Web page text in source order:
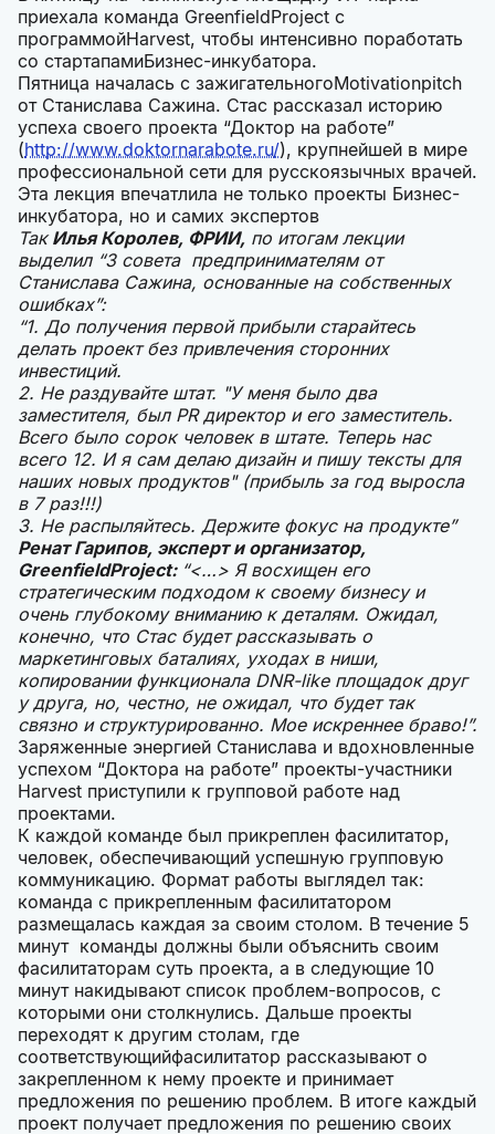
приехала команда GreenfieldProject с
программойHarvest, чтобы интенсивно поработать
со стартапамиБизнес-инкубатора.
Пятница началась с зажигательногоMotivationpitch
от Станислава Сажина. Стас рассказал историю
успеха своего проекта “Доктор на работе”
(http://www.doktornarabote.ru/), крупнейшей в мире
профессиональной сети для русскоязычных врачей.
Эта лекция впечатлила не только проекты Бизнес-
инкубатора, но и самих экспертов
ТакИлья Королев, ФРИИ, по итогам лекции
выделил “3 совета предпринимателям от
Станислава Сажина, основанные на собственных
ошибках”:
“1. До получения первой прибыли старайтесь
делать проект без привлечения сторонних
инвестиций.
2. Не раздувайте штат. "У меня было два
заместителя, был PR директор и его заместитель.
Всего было сорок человек в штате. Теперь нас
всего 12. И я сам делаю дизайн и пишу тексты для
наших новых продуктов" (прибыль за год выросла
в 7 раз!!!)
3. Не распыляйтесь. Держите фокус на продукте”
Ренат Гарипов, эксперт и организатор,
GreenfieldProject: “<…> Я восхищен его
стратегическим подходом к своему бизнесу и
очень глубокому вниманию к деталям. Ожидал,
конечно, что Стас будет рассказывать о
маркетинговых баталиях, уходах в ниши,
копировании функционала DNR-like площадок друг
у друга, но, честно, не ожидал, что будет так
связно и структурированно. Мое искреннее браво!”.
Заряженные энергией Станислава и вдохновленные
успехом “Доктора на работе” проекты-участники
Harvest приступили к групповой работе над
проектами.
К каждой команде был прикреплен фасилитатор,
человек, обеспечивающий успешную групповую
коммуникацию. Формат работы выглядел так:
команда с прикрепленным фасилитатором
размещалась каждая за своим столом. В течение 5
минут команды должны были объяснить своим
фасилитаторам суть проекта, а в следующие 10
минут накидывают список проблем-вопросов, с
которыми они столкнулись. Дальше проекты
переходят к другим столам, где
соответствующийфасилитатор рассказывают о
закрепленном к нему проекте и принимает
предложения по решению проблем. В итоге каждый
проект получает предложения по решению своих